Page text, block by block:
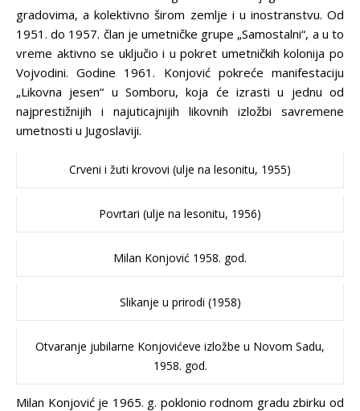
gradovima, a kolektivno širom zemlje i u inostranstvu. Od
1951. do 1957. član je umetničke grupe „Samostalni“, a u to
vreme aktivno se uključio i u pokret umetničkih kolonija po
Vojvodini. Godine 1961. Konjović pokreće manifestaciju
„Likovna jesen“ u Somboru, koja će izrasti u jednu od
najprestižnijih i najuticajnijih likovnih izložbi savremene
umetnosti u Jugoslaviji.
Crveni i žuti krovovi (ulje na lesonitu, 1955)
Povrtari (ulje na lesonitu, 1956)
Milan Konjović 1958. god.
Slikanje u prirodi (1958)
Otvaranje jubilarne Konjovićeve izložbe u Novom Sadu,
1958. god.
Milan Konjović je 1965. g. poklonio rodnom gradu zbirku od